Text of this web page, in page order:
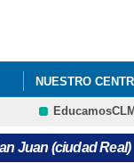
NUESTRO
CURSO DE
EducamosCLM
Juan (ciudad Real)